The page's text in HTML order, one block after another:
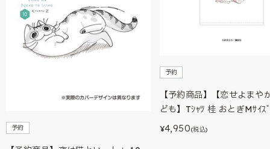
予約
予約
【予約商品】【恋せよまや
ども】Tｼｬﾂ 桂 おとぎMｻｲｽ
¥4,950(税込)